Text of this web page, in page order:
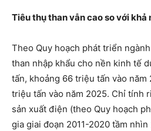
Tiêu thụ than vẫn cao so với khả
Theo Quy hoạch phát triển
than nhập khẩu cho nền kinh tế
tấn, khoảng 66 triệu tấn vào năm
triệu tấn vào năm 2025. Chỉ tính
sản xuất điện (theo Quy hoạch
gia giai đoạn 2011-2020 tầm